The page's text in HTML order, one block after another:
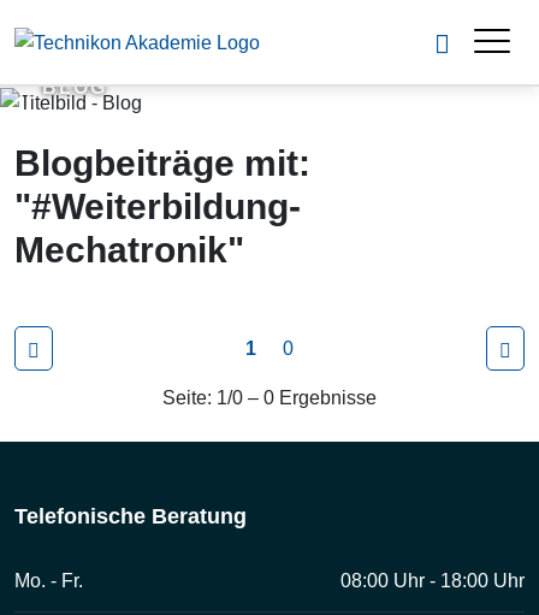
BLOG
Blogbeiträge mit:
"#Weiterbildung-
Mechatronik"
Seite: 1/0 – 0 Ergebnisse
1 0
Telefonische Beratung
Mo. - Fr. 08:00 Uhr - 18:00 Uhr